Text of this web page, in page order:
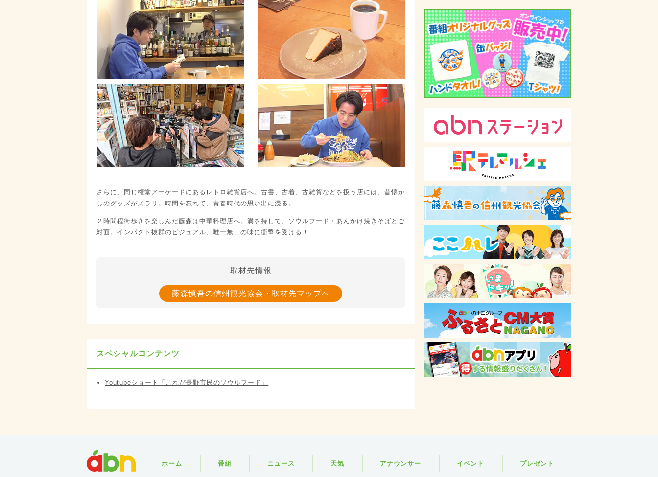
さらに、同じ権堂アーケードにあるレトロ雑貨店へ。古書、古着、古雑貨などを扱う店には、昔懐か
しのグッズがズラリ。時間を忘れて、青春時代の思い出に浸る。
２時間程街歩きを楽しんだ藤森は中華料理店へ。満を持して、ソウルフード・あんかけ焼きそばとご
対面。インパクト抜群のビジュアル、唯一無二の味に衝撃を受ける！
取材先情報
藤森慎吾の信州観光協会・取材先マップへ
スペシャルコンテンツ
Youtubeショート「これが長野市民のソウルフード」
ホーム
番組 ニュース 天気 アナウンサー イベント プレゼント